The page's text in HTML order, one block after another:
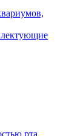
рта